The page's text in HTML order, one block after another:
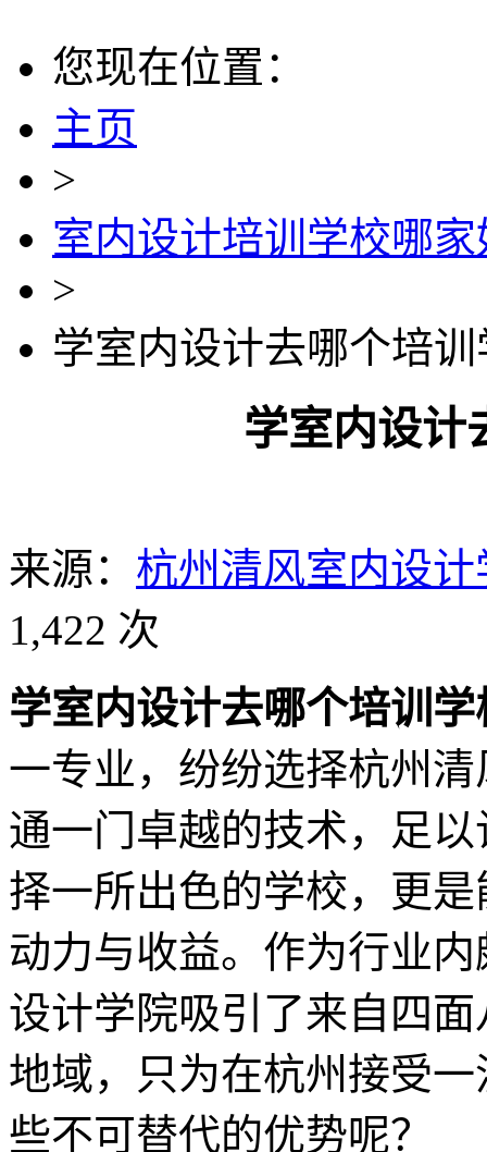
您现在位置：
主页
>
室内设计培训学校哪家
>
学室内设计去哪个培
学室内设计
来源： 杭州清风室内设计
1,422 次
学室内设计去哪个培训学
一专业，纷纷选择杭州
通一门卓越的技术，足
择一所出色的学校，更
动力与收益。作为行业
设计学院吸引了来自四
地域，只为在杭州接受
些不可替代的优势呢？